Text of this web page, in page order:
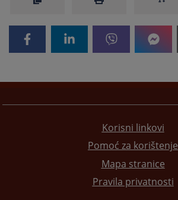
Korisni linkovi
Pomoć za korištenje
Mapa stranice
Pravila privatnosti